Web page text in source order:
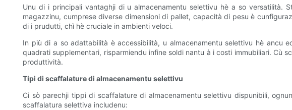
Unu di i principali vantaghji di u almacenamentu selettivu hè a so
magazzinu, cumprese diverse dimensioni di pallet, capacità di pesu è
di i prudutti, chì hè cruciale in ambienti veloci.
In più di a so adattabilità è accessibilità, u almacenamentu selettivu hè ancu
quadrati supplementari, risparmiendu infine soldi nantu à i costi immubiliari. Cù
produttività.
Tipi di scaffalature di almacenamentu selettivu
Ci sò parechji tippi di scaffalature di almacenamentu selettivu dispunibili,
scaffalatura selettiva includenu: